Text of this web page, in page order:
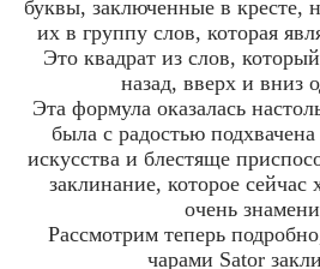
буквы, заключенные в кресте,
их в группу слов, которая
Это квадрат из слов,
назад, вверх и вниз
Эта формула оказалась
была с радостью
искусства и блестяще
заклинание, которое сейчас
очень
Рассмотрим теперь
чарами Sator